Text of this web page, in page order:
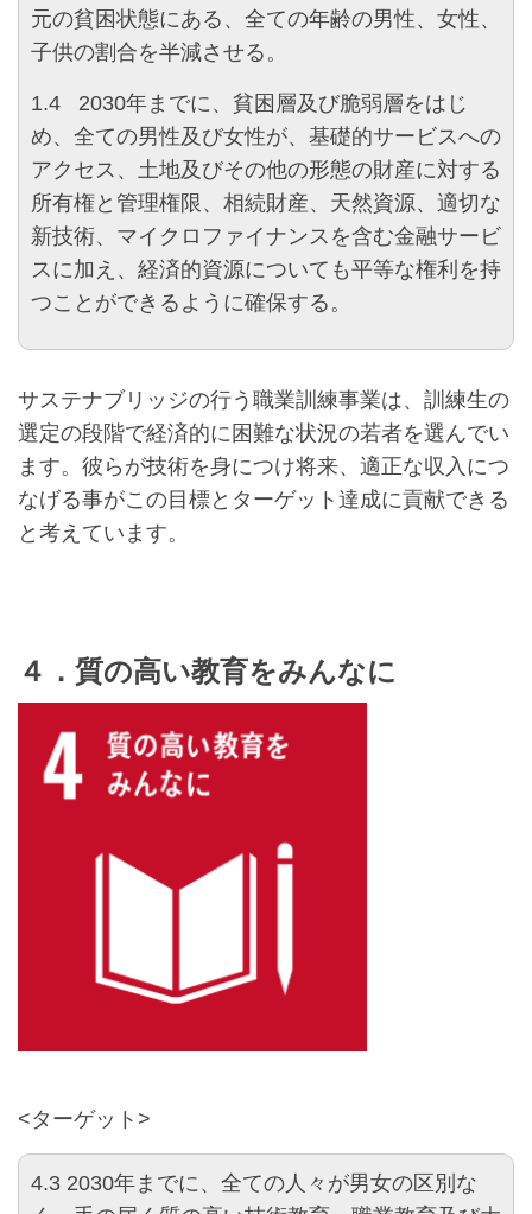
元の貧困状態にある、全ての年齢の男性、女性、
子供の割合を半減させる。
1.4 2030年までに、貧困層及び脆弱層をはじ
め、全ての男性及び女性が、基礎的サービスへの
アクセス、土地及びその他の形態の財産に対する
所有権と管理権限、相続財産、天然資源、適切な
新技術、マイクロファイナンスを含む金融サービ
スに加え、経済的資源についても平等な権利を持
つことができるように確保する。
サステナブリッジの行う職業訓練事業は、訓練生の
選定の段階で経済的に困難な状況の若者を選んでい
ます。彼らが技術を身につけ将来、適正な収入につ
なげる事がこの目標とターゲット達成に貢献できる
と考えています。
４．質の高い教育をみんなに
<ターゲット>
4.3 2030年までに、全ての人々が男女の区別な